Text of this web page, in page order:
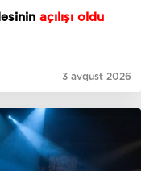
açılışı oldu
3 avqust 2026